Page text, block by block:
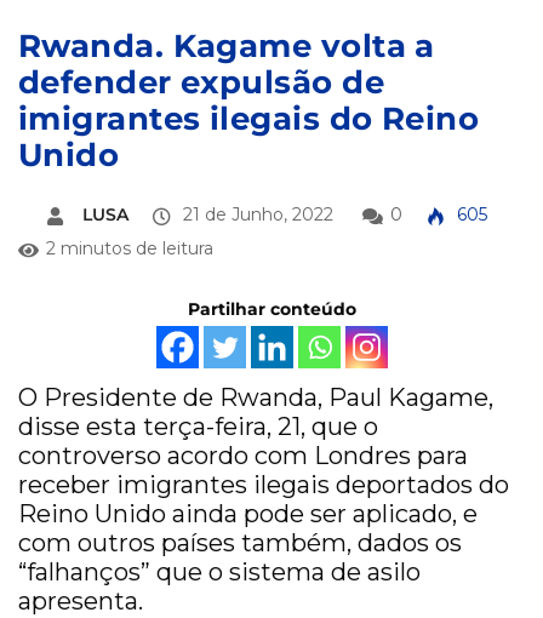
Rwanda. Kagame volta a
defender expulsão de
imigrantes ilegais do Reino
Unido
LUSA 21 de Junho, 2022 0
605
2 minutos de leitura
Partilhar conteúdo
O Presidente de Rwanda, Paul Kagame,
disse esta terça-feira, 21, que o
controverso acordo com Londres para
receber imigrantes ilegais deportados do
Reino Unido ainda pode ser aplicado, e
com outros países também, dados os
“falhanços” que o sistema de asilo
apresenta.